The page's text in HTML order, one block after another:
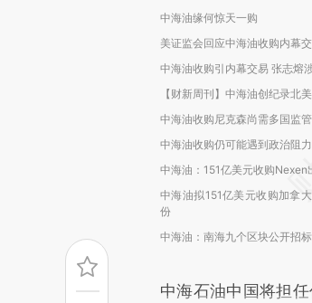
中海油缘何惊天一购
美证监会回应中海油收购内幕
中海油收购引内幕交易 张志熔
【财新周刊】中海油创纪录北
中海油收购尼克森尚需多国监
中海油收购仍可能遇到政治阻力
中海油：151亿美元收购Nexen
中海油拟151亿美元收购加拿
份
中海油：南海九个区块公开招
中海石油中国将担